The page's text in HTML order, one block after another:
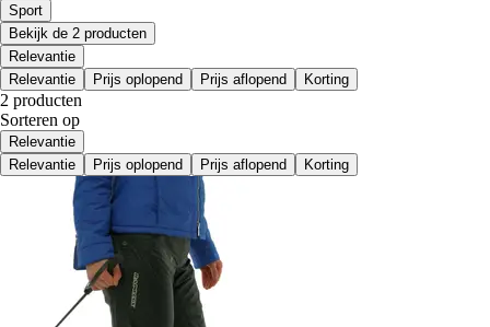
Sport
Bekijk de 2 producten
Relevantie
Relevantie
Prijs oplopend Prijs aflopend Korting
2 producten
Sorteren op
Relevantie
Relevantie
Prijs oplopend Prijs aflopend Korting